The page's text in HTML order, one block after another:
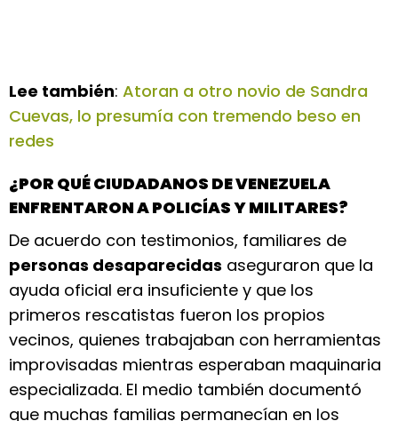
Lee también: Atoran a otro novio de Sandra
Cuevas, lo presumía con tremendo beso en
redes
¿POR QUÉ CIUDADANOS DE VENEZUELA
ENFRENTARON A POLICÍAS Y MILITARES?
De acuerdo con testimonios, familiares de
personas desaparecidas aseguraron que la
ayuda oficial era insuficiente y que los
primeros rescatistas fueron los propios
vecinos, quienes trabajaban con herramientas
improvisadas mientras esperaban maquinaria
especializada. El medio también documentó
que muchas familias permanecían en los